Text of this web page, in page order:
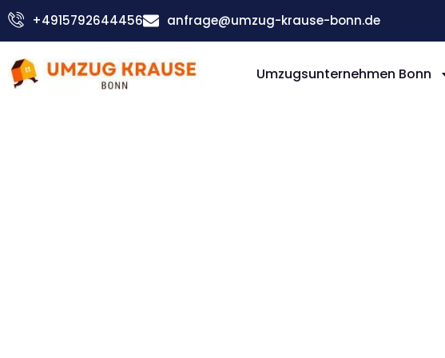
Zum
Inhalt
+4915792644456 anfrage@umzug-krause-bonn.de
Umzugsunternehmen Bonn